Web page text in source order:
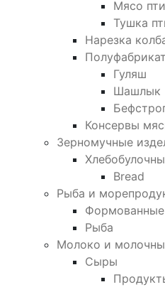
Мясо
Тушка
Нарезка
Гуляш
Шашлык
Консервы
Зерномучные
Bread
Рыба и
Рыба
Молоко и
Сыры